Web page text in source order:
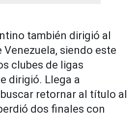
también dirigió al
Venezuela, siendo este
clubes de ligas
dirigió. Llega a
retornar al título al
dos finales con